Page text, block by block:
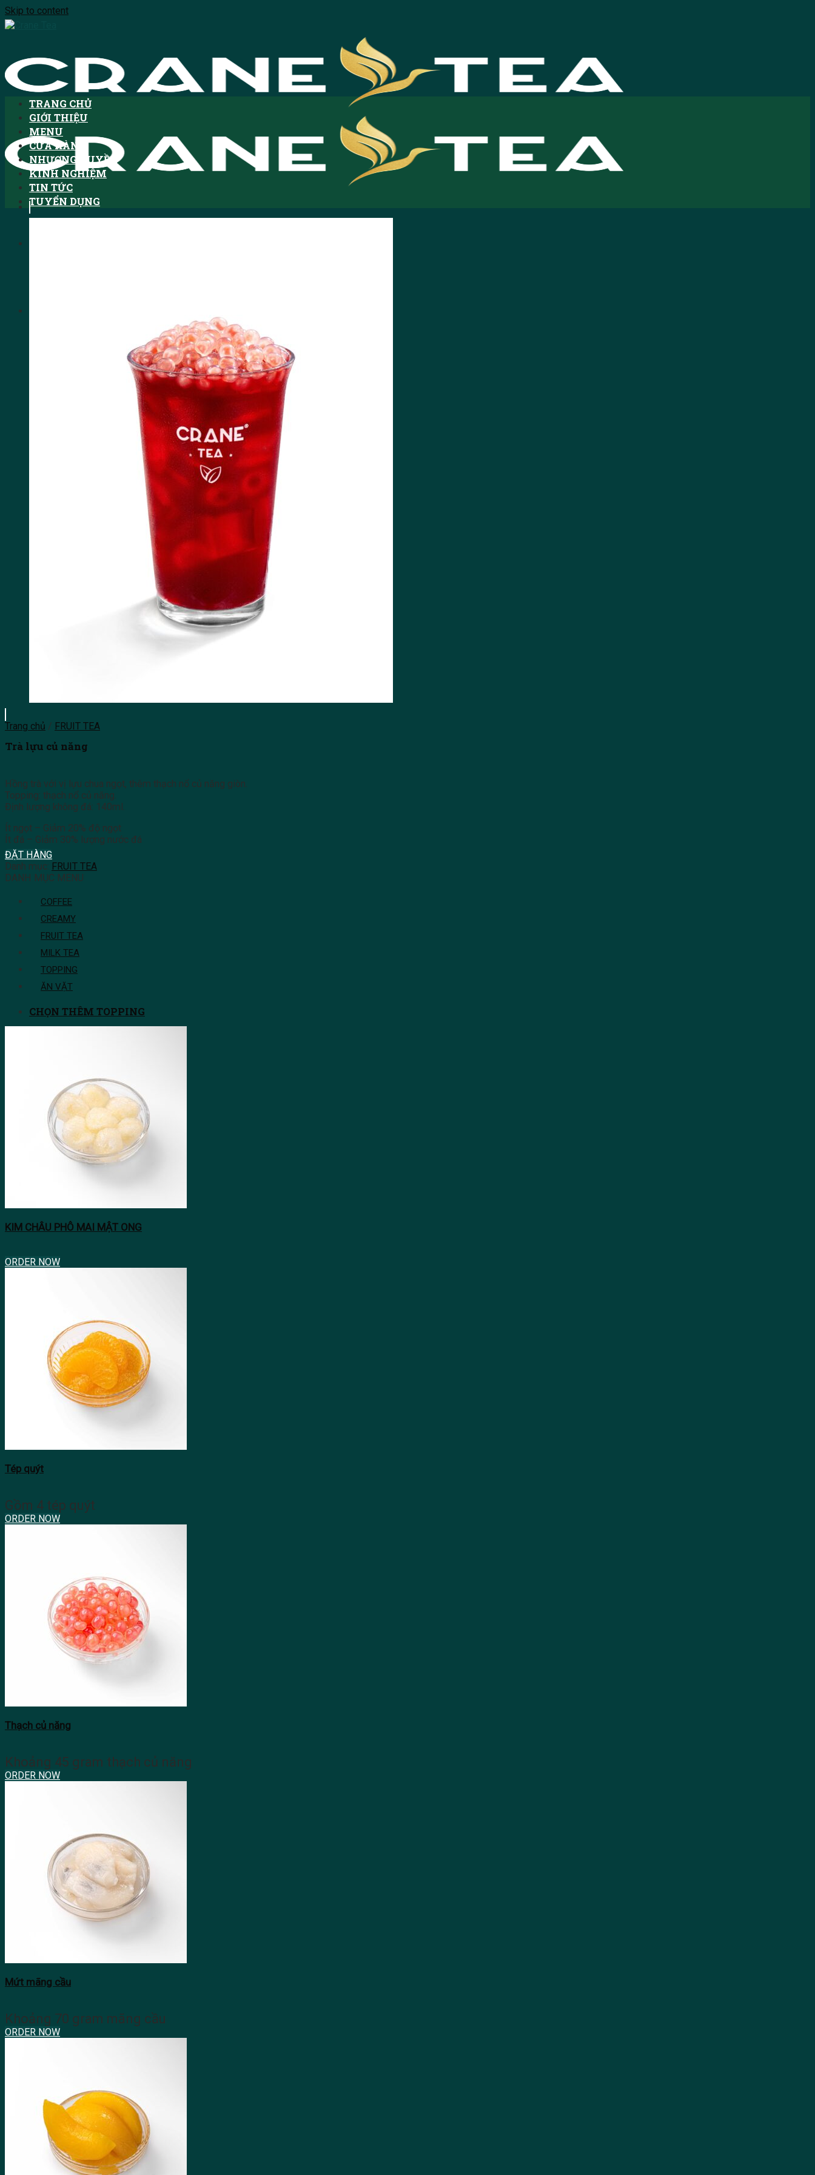
Skip to content
TRANG CHỦ
GIỚI THIỆU
MENU
CỬA HÀNG
NHƯỢNG QUYỀN
KINH NGHIỆM
TIN TỨC
TUYỂN DỤNG
Trang chủ / FRUIT TEA
Trà lựu củ năng
Hồng trà với vị lựu chua ngọt, thêm thạch nổ củ năng giòn.
Topping: thạch nổ củ năng.
Định lượng không đá: 140ml.
Ít ngọt – Giảm 20% độ ngọt
Ít đá – Giảm 30% lượng nước đá
ĐẶT HÀNG
Danh mục: FRUIT TEA
DANH MỤC MENU
COFFEE
CREAMY
FRUIT TEA
MILK TEA
TOPPING
ĂN VẶT
CHỌN THÊM TOPPING
KIM CHÂU PHÔ MAI MẬT ONG
ORDER NOW
Tép quýt
Gồm 4 tép quýt
ORDER NOW
Thạch củ năng
Khoảng 45 gram thạch củ năng
ORDER NOW
Mứt mãng cầu
Khoảng 70 gram mãng cầu
ORDER NOW